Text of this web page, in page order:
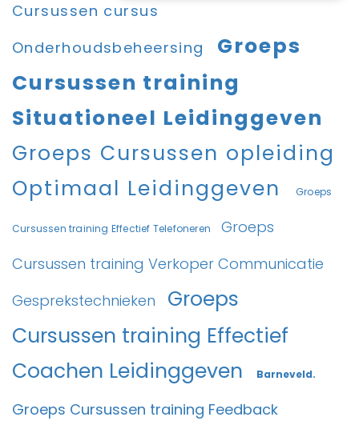
Cursussen cursus
Onderhoudsbeheersing
Groeps
Cursussen training
Situationeel Leidinggeven
Groeps Cursussen opleiding
Optimaal Leidinggeven
Groeps
Cursussen training Effectief Telefoneren
Groeps
Cursussen training Verkoper Communicatie
Gesprekstechnieken
Groeps
Cursussen training Effectief
Coachen Leidinggeven
Barneveld.
Groeps Cursussen training Feedback